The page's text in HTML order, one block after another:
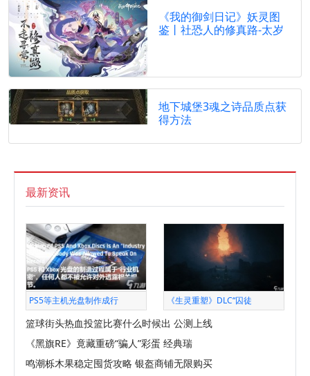
《我的御剑日记》妖灵图
鉴丨社恐人的修真路-太岁
地下城堡3魂之诗品质点获
得方法
最新资讯
PS5等主机光盘制作成行 《生灵重塑》DLC“囚徒
篮球街头热血投篮比赛什么时候出 公测上线
《黑旗RE》竟藏重磅“骗人”彩蛋 经典瑞
鸣潮栎木果稳定囤货攻略 银盔商铺无限购买